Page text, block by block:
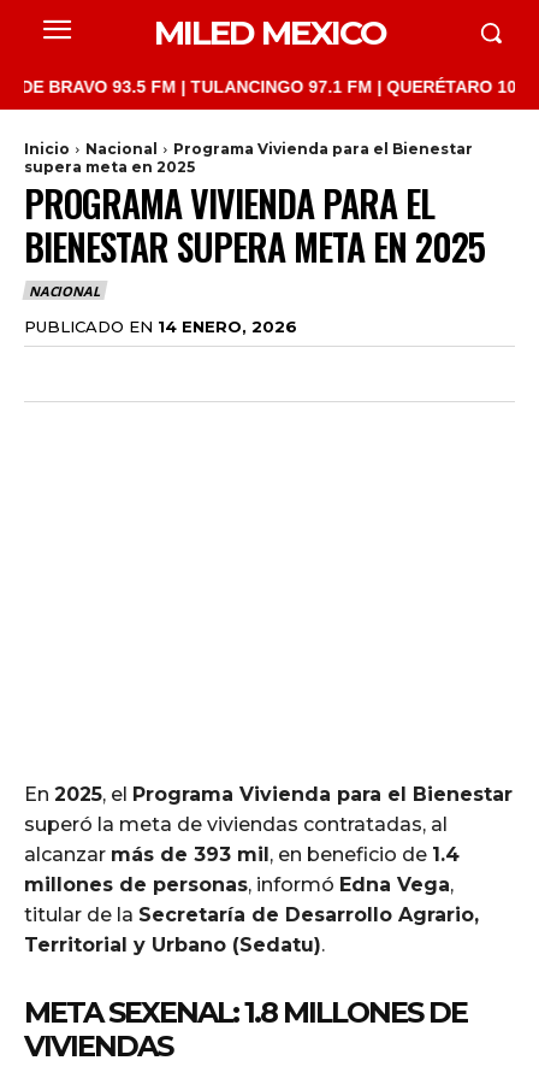
MILED MEXICO
93.5 FM | TULANCINGO 97.1 FM | QUERÉTARO 103.1 FM
Inicio Nacional
Programa Vivienda para el Bienestar
supera meta en 2025
PROGRAMA VIVIENDA PARA EL
BIENESTAR SUPERA META EN 2025
NACIONAL
PUBLICADO EN 14 ENERO, 2026
En 2025, el Programa Vivienda para el Bienestar
superó la meta de viviendas contratadas, al
alcanzar más de 393 mil , en beneficio de 1.4
millones de personas, informó Edna Vega,
titular de la Secretaría de Desarrollo Agrario,
Territorial y Urbano (Sedatu).
META SEXENAL: 1.8 MILLONES DE
VIVIENDAS